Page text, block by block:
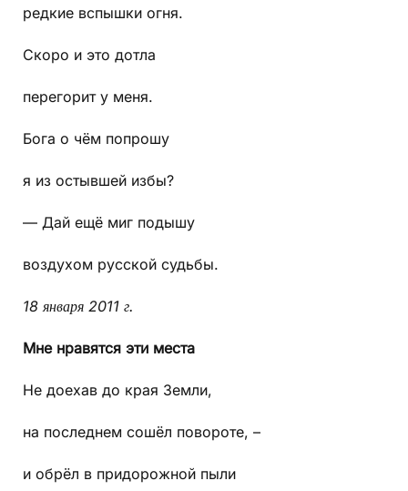
редкие вспышки огня.
Скоро и это дотла
перегорит у меня.
Бога о чём попрошу
я из остывшей избы?
— Дай ещё миг подышу
воздухом русской судьбы.
18 января 2011 г.
Мне нравятся эти места
Не доехав до края Земли,
на последнем сошёл повороте, –
и обрёл в придорожной пыли